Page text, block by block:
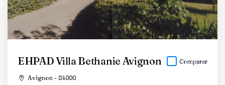
EHPAD Villa Bethanie Avignon
Avignon - 84000
Comparer